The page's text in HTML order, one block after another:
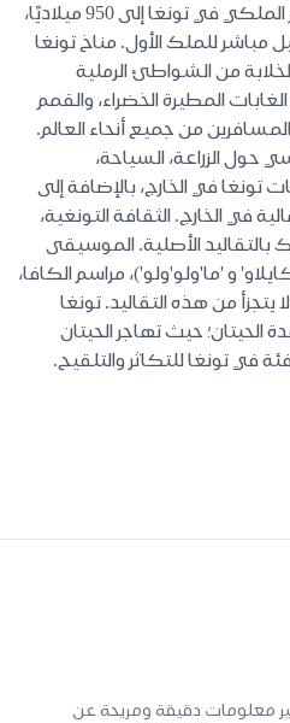
الاستعماري. يعود تاريخ الحكم الملكي في تونغا إلى 950 ميلاديًا،
مباشر للملك الأول. مناخ تونغا
من الشواطئ الرملية
الغابات المطيرة الخضراء، والقمم
من جميع أنحاء العالم.
حول الزراعة، السياحة،
تونغا في الخارج، بالإضافة إلى
في الخارج. الثقافة التونغية،
بالتقاليد الأصلية. الموسيقى
و 'ما'ولو'ولو')، مراسم الكافا،
من هذه التقاليد. تونغا
حيث تهاجر الحيتان
في تونغا للتكاثر والتلقيح.
معلومات دقيقة ومريحة عن